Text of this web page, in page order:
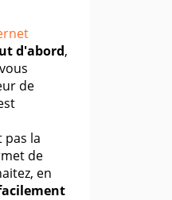
d'abord,
de
pas la
de
en